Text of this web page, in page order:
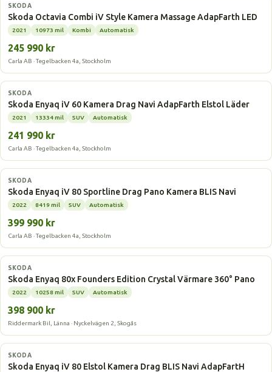
Laddhybrid
SKODA
Skoda Octavia Combi iV Style Kamera Massage AdapFarth LED
2021 10973 mil Kombi Automatisk
245 990 kr
Carla AB · Tegelbacken 4a, Stockholm
Elbil
SKODA
Skoda Enyaq iV 60 Kamera Drag Navi AdapFarth Elstol Läder
2021 13334 mil SUV Automatisk
241 990 kr
Carla AB · Tegelbacken 4a, Stockholm
Elbil
SKODA
Skoda Enyaq iV 80 Sportline Drag Pano Kamera BLIS Navi
2022 8419 mil SUV Automatisk
399 990 kr
Carla AB · Tegelbacken 4a, Stockholm
Elbil
SKODA
Skoda Enyaq 80x Founders Edition Crystal Värmare 360° Pano
2022 10258 mil SUV Automatisk
398 900 kr
Riddermark Bil, Länna · Nyckelvägen 2, Skogås
Elbil
SKODA
Skoda Enyaq iV 80 Elstol Kamera Drag BLIS Navi AdapFartH